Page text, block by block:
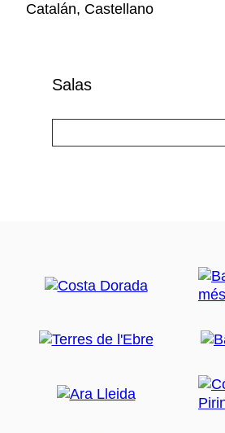
Catalán, Castellano
Salas